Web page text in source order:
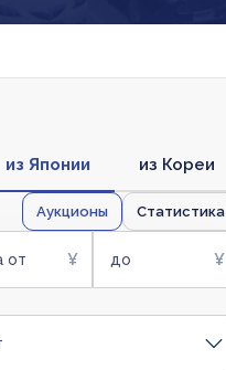
из Японии из Кореи
Аукционы Статистика
от до